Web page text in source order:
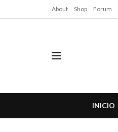
About Shop Forum
INICIO